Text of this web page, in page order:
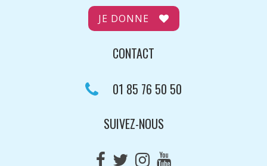
JE DONNE
CONTACT
01 85 76 50 50
SUIVEZ-NOUS